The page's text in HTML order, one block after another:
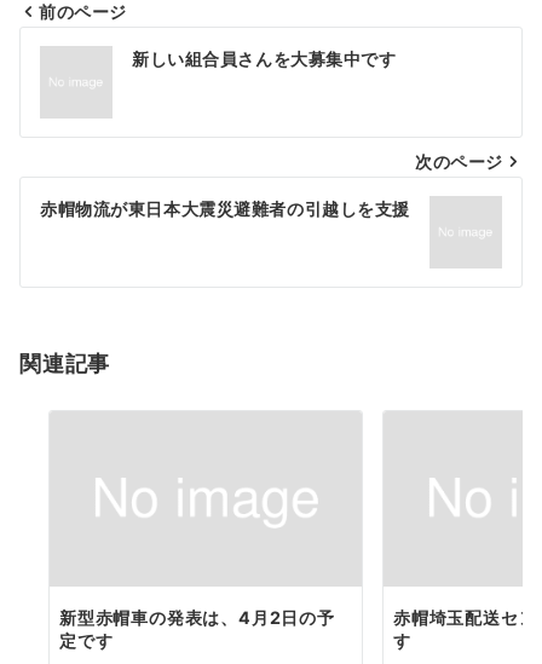
投
ナ
ビ
ゲ
シ
ン
前のページ
新しい組合員さんを大募集中です
次のページ
赤帽物流が東日本大震災避難者の引越しを支援
関連記事
新型赤帽車の発表は、4月2日の予
定です
赤帽埼玉配送セ
す